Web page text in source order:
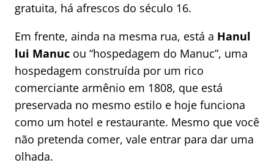
gratuita, há afrescos do século 16.
Em frente, ainda na mesma rua, está a Hanul
lui Manuc ou “hospedagem do Manuc”, uma
hospedagem construída por um rico
comerciante armênio em 1808, que está
preservada no mesmo estilo e hoje funciona
como um hotel e restaurante. Mesmo que você
não pretenda comer, vale entrar para dar uma
olhada.